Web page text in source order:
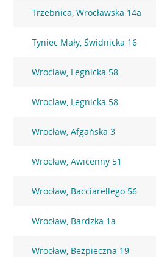
Trzebnica, Wrocławska 14a
Tyniec Mały, Świdnicka 16
Wroclaw, Legnicka 58
Wroclaw, Legnicka 58
Wrocław, Afgańska 3
Wrocław, Awicenny 51
Wrocław, Bacciarellego 56
Wrocław, Bardzka 1a
Wrocław, Bezpieczna 19